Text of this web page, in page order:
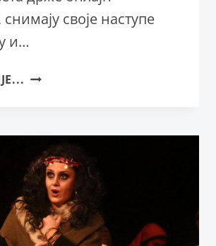
своје наступе
и…
НЕБОЈША
УНИФОРМИ
ВОЈСКЕ
СРБИЈЕ